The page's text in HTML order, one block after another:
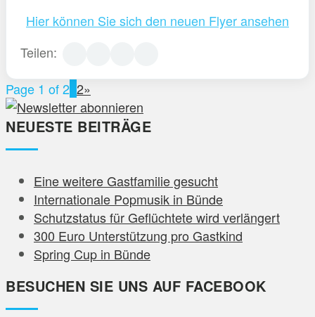
Hier können Sie sich den neuen Flyer ansehen
Teilen:
Page 1 of 2 2»
NEUESTE BEITRÄGE
Eine weitere Gastfamilie gesucht
Internationale Popmusik in Bünde
Schutzstatus für Geflüchtete wird verlängert
300 Euro Unterstützung pro Gastkind
Spring Cup in Bünde
BESUCHEN SIE UNS AUF FACEBOOK